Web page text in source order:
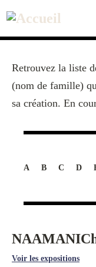
au
contenu
principal
Retrouvez la liste
(nom de famille)
sa création. En
A B C D
NAAMANI
Voir les expositions